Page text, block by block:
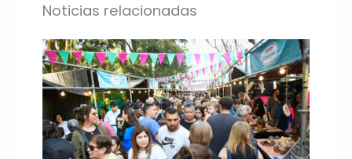
Noticias relacionadas